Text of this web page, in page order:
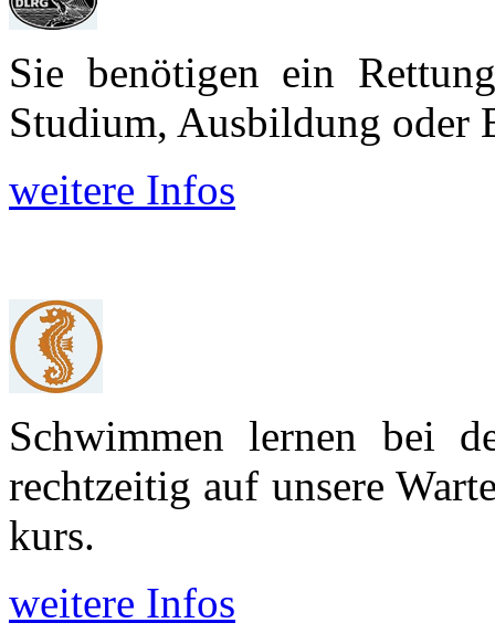
Sie benötigen ein
Studium, Aus­bildung oder
weitere Infos
Schwimmen lernen bei
recht­zeitig auf unsere
kurs.
weitere Infos